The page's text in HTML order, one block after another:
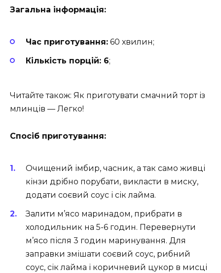
Загальна інформація:
Час приготування: 60 хвилин;
Кількість порцій: 6;
Читайте також: Як приготувати смачний торт із
млинців — Легко!
Спосіб приготування:
Очищений імбир, часник, а так само живці
кінзи дрібно порубати, викласти в миску,
додати соєвий соус і сік лайма.
Залити м’ясо маринадом, прибрати в
холодильник на 5-6 годин. Перевернути
м’ясо після 3 годин маринування. Для
заправки змішати соєвий соус, рибний
соус, сік лайма і коричневий цукор в мисці